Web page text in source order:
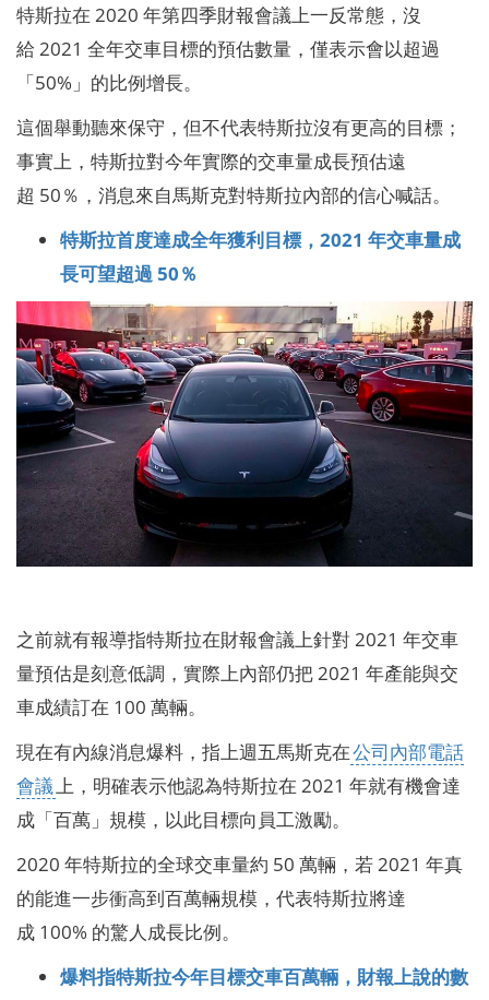
特斯拉在 2020 年第四季財報會議上一反常態，沒
給 2021 全年交車目標的預估數量，僅表示會以超過
「50%」的比例增長。
這個舉動聽來保守，但不代表特斯拉沒有更高的目標；
事實上，特斯拉對今年實際的交車量成長預估遠
超 50％，消息來自馬斯克對特斯拉內部的信心喊話。
特斯拉首度達成全年獲利目標，2021 年交車量成
長可望超過 50％
之前就有報導指特斯拉在財報會議上針對 2021 年交車
量預估是刻意低調，實際上內部仍把 2021 年產能與交
車成績訂在 100 萬輛。
現在有內線消息爆料，指上週五馬斯克在公司內部電話
會議上，明確表示他認為特斯拉在 2021 年就有機會達
成「百萬」規模，以此目標向員工激勵。
2020 年特斯拉的全球交車量約 50 萬輛，若 2021 年真
的能進一步衝高到百萬輛規模，代表特斯拉將達
成 100% 的驚人成長比例。
爆料指特斯拉今年目標交車百萬輛，財報上說的數